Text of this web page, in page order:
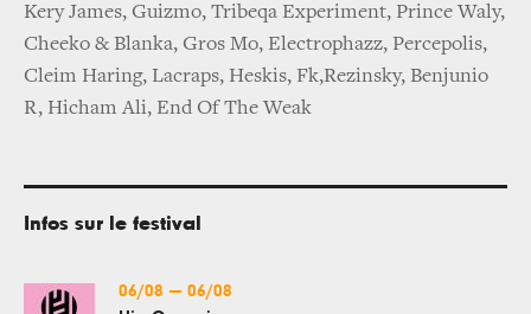
Kery James, Guizmo, Tribeqa Experiment, Prince Waly,
Cheeko & Blanka, Gros Mo, Electrophazz, Percepolis,
Cleim Haring, Lacraps, Heskis, Fk,Rezinsky, Benjunio
R, Hicham Ali, End Of The Weak
Infos sur le festival
06/08 — 06/08